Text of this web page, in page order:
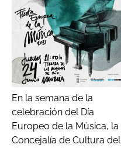
En la semana de la
celebración del Día
Europeo de la Música, la
Concejalía de Cultura del